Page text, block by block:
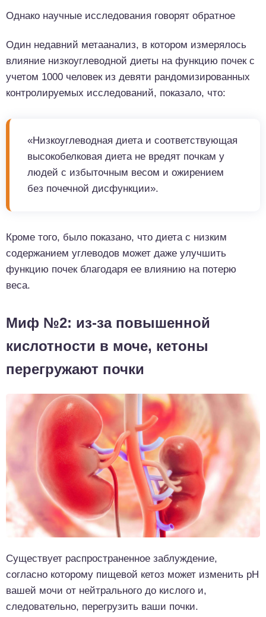
Однако научные исследования говорят обратное
Один недавний метаанализ, в котором измерялось
влияние низкоуглеводной диеты на функцию почек с
учетом 1000 человек из девяти рандомизированных
контролируемых исследований, показало, что:
«Низкоуглеводная диета и соответствующая
высокобелковая диета не вредят почкам у
людей с избыточным весом и ожирением
без почечной дисфункции».
Кроме того, было показано, что диета с низким
содержанием углеводов может даже улучшить
функцию почек благодаря ее влиянию на потерю
веса.
Миф №2: из-за повышенной
кислотности в моче, кетоны
перегружают почки
Существует распространенное заблуждение,
согласно которому пищевой кетоз может изменить pH
вашей мочи от нейтрального до кислого и,
следовательно, перегрузить ваши почки.